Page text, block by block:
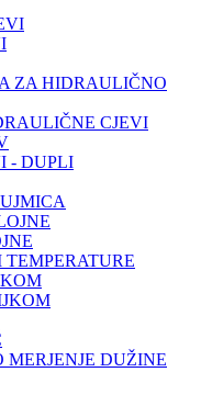
ZA HIDRAULIČNO
CJEVI
- DUPLI
DUŽINE